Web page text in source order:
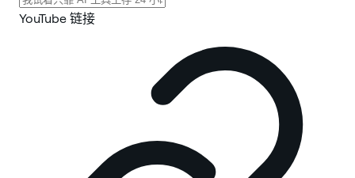
YouTube 链接